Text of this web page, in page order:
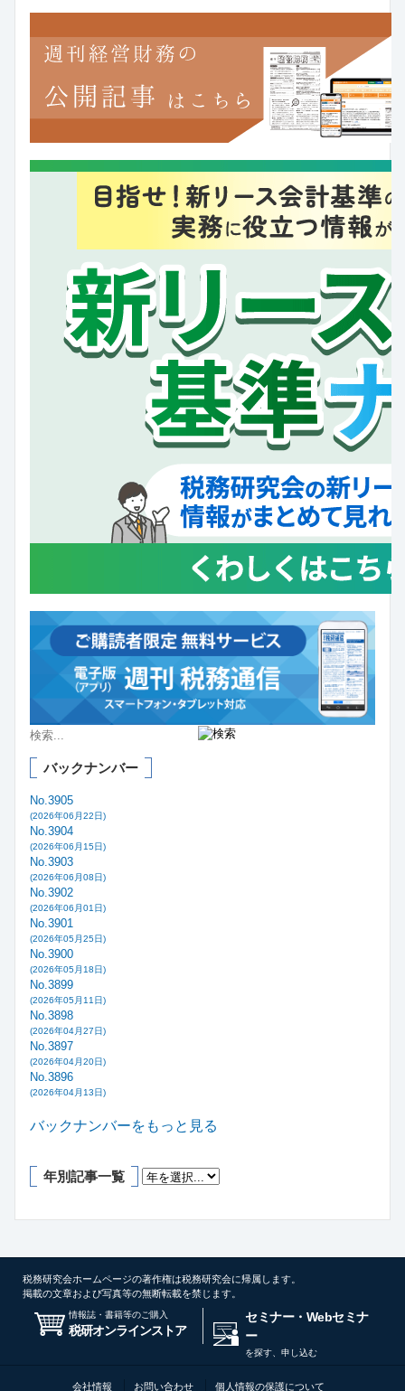
バックナンバー
No.3905
(2026年06月22日)
No.3904
(2026年06月15日)
No.3903
(2026年06月08日)
No.3902
(2026年06月01日)
No.3901
(2026年05月25日)
No.3900
(2026年05月18日)
No.3899
(2026年05月11日)
No.3898
(2026年04月27日)
No.3897
(2026年04月20日)
No.3896
(2026年04月13日)
バックナンバーをもっと見る
年別記事一覧
税務研究会ホームページの著作権は税務研究会に帰属します。
掲載の文章および写真等の無断転載を禁じます。
情報誌・書籍等のご購入
税研オンラインストア
セミナー・Webセミナ
ー
を探す、申し込む
会社情報 お問い合わせ 個人情報の保護について